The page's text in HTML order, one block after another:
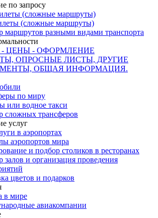
по запросу
(сложные маршруты)
(сложные маршруты)
маршрутов разными видами транспорта
ЦЕНЫ - ОФОРМЛЕНИЕ
ОПРОСНЫЕ ЛИСТЫ, ДРУГИЕ
ОБЩАЯ ИНФОРМАЦИЯ.
по миру
или водное такси
сложных трансферов
услуг
в аэропортах
аэропортов мира
и подбор столиков в ресторанах
залов и организация проведения
цветов и подарков
в мире
авиакомпании